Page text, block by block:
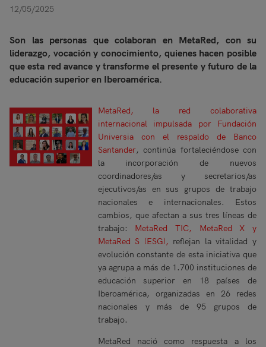
12/05/2025
Son las personas que colaboran en MetaRed, con su
liderazgo, vocación y conocimiento, quienes hacen posible
que esta red avance y transforme el presente y futuro de la
educación superior en Iberoamérica.
MetaRed, la red colaborativa
internacional impulsada por Fundación
Universia con el respaldo de Banco
Santander, continúa fortaleciéndose con
la incorporación de nuevos
coordinadores/as y secretarios/as
ejecutivos/as en sus grupos de trabajo
nacionales e internacionales. Estos
cambios, que afectan a sus tres líneas de
trabajo: MetaRed TIC, MetaRed X y
MetaRed S (ESG), reflejan la vitalidad y
evolución constante de esta iniciativa que
ya agrupa a más de 1.700 instituciones de
educación superior en 18 países de
Iberoamérica, organizadas en 26 redes
nacionales y más de 95 grupos de
trabajo.
MetaRed nació como respuesta a los